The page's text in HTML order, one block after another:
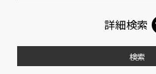
詳細検索
検索